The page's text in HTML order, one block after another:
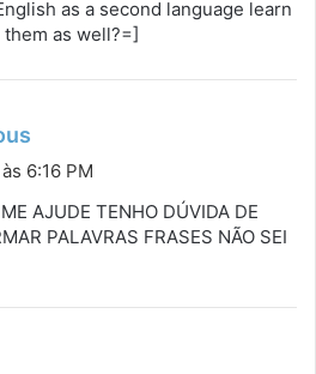
as a second language learn
as well?=]
i
s
6:16 PM
AJUDE TENHO DÚVIDA DE
PALAVRAS FRASES NÃO SEI